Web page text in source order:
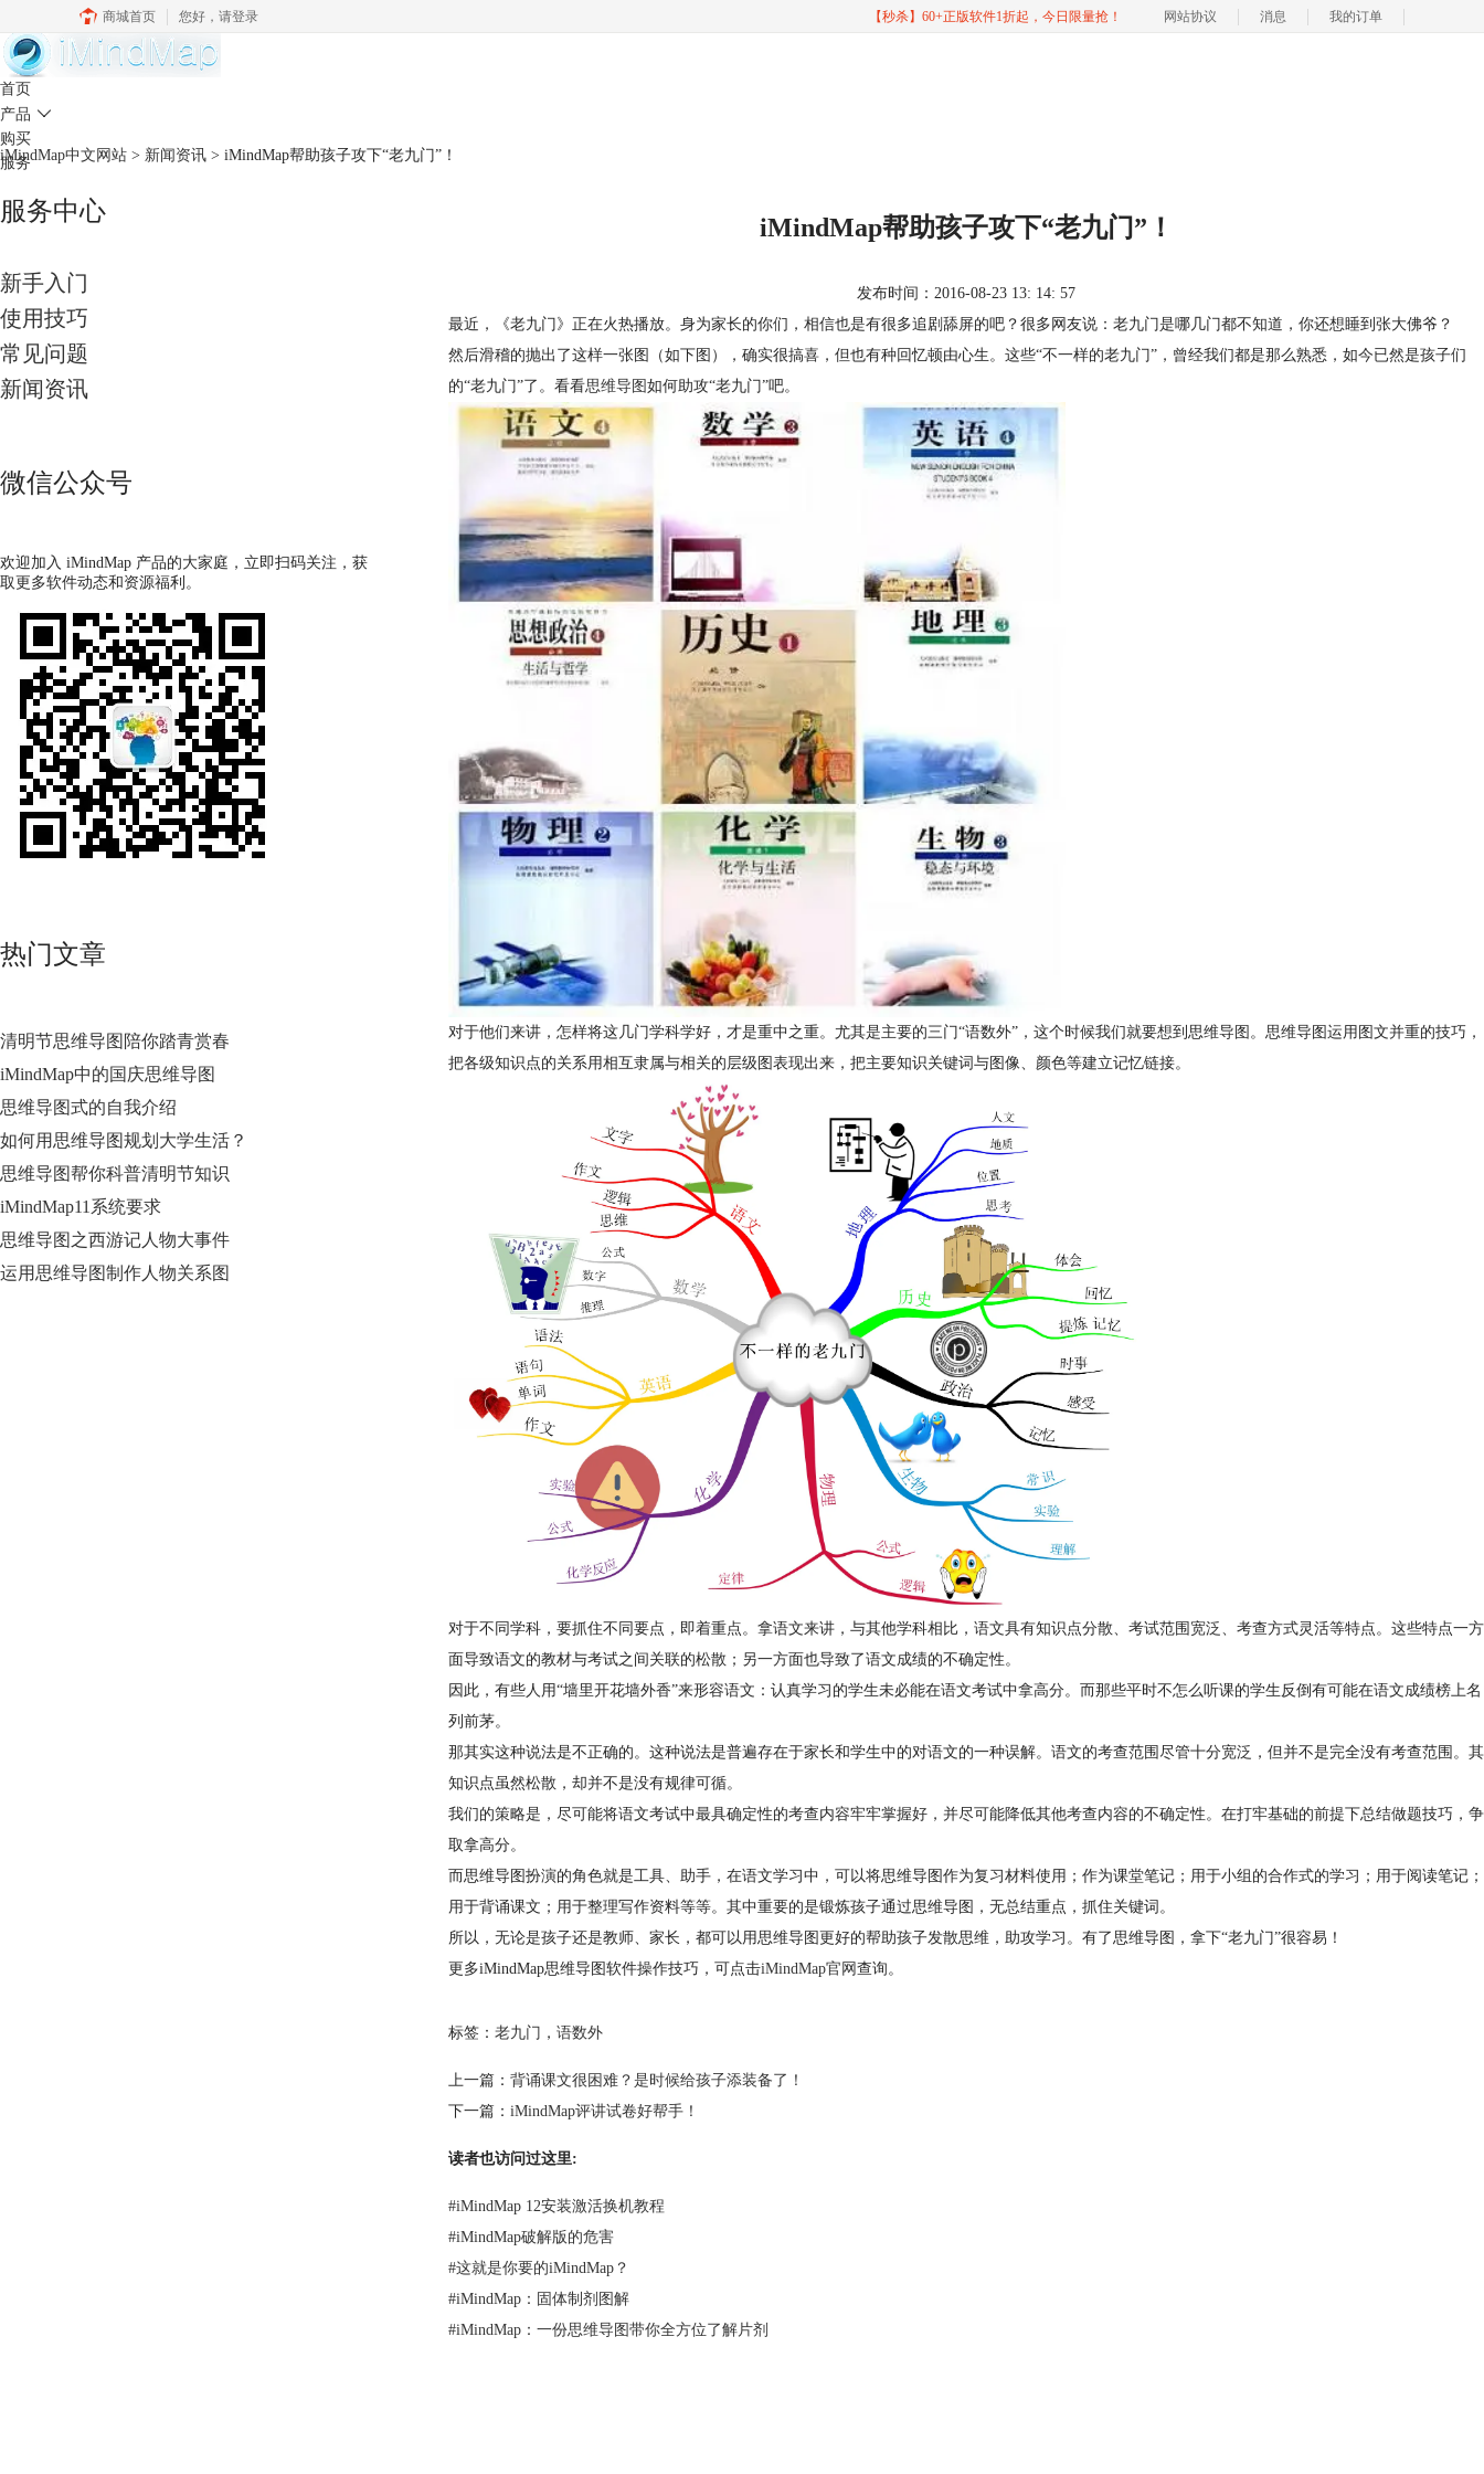
商城首页 您好， 请登录 【秒杀】60+正版软件1折起，今日限量抢！ 网站协议 消息 我的订单
首页
产品 
购买
服务
iMindMap中文网站 > 新闻资讯 > iMindMap帮助孩子攻下“老九门”！
服务中心
新手入门
使用技巧
常见问题
新闻资讯
微信公众号
欢迎加入 iMindMap 产品的大家庭，立即扫码关注，获
取更多软件动态和资源福利。
热门文章
清明节思维导图陪你踏青赏春
iMindMap中的国庆思维导图
思维导图式的自我介绍
如何用思维导图规划大学生活？
思维导图帮你科普清明节知识
iMindMap11系统要求
思维导图之西游记人物大事件
运用思维导图制作人物关系图
iMindMap帮助孩子攻下“老九门”！
发布时间：2016-08-23 13: 14: 57
最近，《老九门》正在火热播放。身为家长的你们，相信也是有很多追剧舔屏的吧？很多网友说：老九门是哪几门都不知道，你还想睡到张大佛爷？
然后滑稽的抛出了这样一张图（如下图），确实很搞喜，但也有种回忆顿由心生。这些“不一样的老九门”，曾经我们都是那么熟悉，如今已然是孩子们
的“老九门”了。看看思维导图 如何助攻“老九门”吧。
对于他们来讲，怎样将这几门学科学好，才是重中之重。尤其是主要的三门“语数外”，这个时候我们就要想到思维导图。思维导图运用图文并重的技巧，
把各级知识点的关系用相互隶属与相关的层级图表现出来，把主要知识关键词与图像、颜色等建立记忆链接。
对于不同学科，要抓住不同要点，即着重点。拿语文来讲，与其他学科相比，语文具有知识点分散、考试范围宽泛、考查方式灵活等特点。这些特点一方
面导致语文的教材与考试之间关联的松散；另一方面也导致了语文成绩的不确定性。
因此，有些人用“墙里开花墙外香”来形容语文：认真学习的学生未必能在语文考试中拿高分。而那些平时不怎么听课的学生反倒有可能在语文成绩榜上名
列前茅。
那其实这种说法是不正确的。这种说法是普遍存在于家长和学生中的对语文的一种误解。语文的考查范围尽管十分宽泛，但并不是完全没有考查范围。其
知识点虽然松散，却并不是没有规律可循。
我们的策略是，尽可能将语文考试中最具确定性的考查内容牢牢掌握好，并尽可能降低其他考查内容的不确定性。在打牢基础的前提下总结做题技巧，争
取拿高分。
而思维导图扮演的角色就是工具、助手，在语文学习中，可以将思维导图作为复习材料使用；作为课堂笔记；用于小组的合作式的学习；用于阅读笔记；
用于背诵课文；用于整理写作资料等等。其中重要的是锻炼孩子通过思维导图，无总结重点，抓住关键词。
所以，无论是孩子还是教师、家长，都可以用思维导图更好的帮助孩子发散思维，助攻学习。有了思维导图，拿下“老九门”很容易！
更多iMindMap思维导图软件操作技巧，可点击iMindMap官网 查询。
标签： 老九门 ， 语数外
上一篇： 背诵课文很困难？是时候给孩子添装备了！
下一篇： iMindMap评讲试卷好帮手！
读者也访问过这里:
#iMindMap 12安装激活换机教程
#iMindMap破解版的危害
#这就是你要的iMindMap？
#iMindMap：固体制剂图解
#iMindMap：一份思维导图带你全方位了解片剂